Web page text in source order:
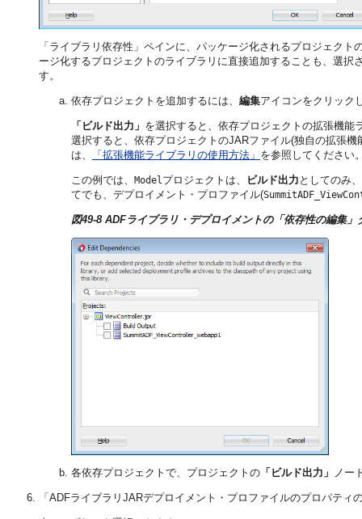
「ライブラリ依存性」ペインに、パッケージ化されるプロジェク
ージ化するプロジェクトのライブラリに直接追加することも、選
す。
依存プロジェクトを追加するには、 編集アイコンをクリック
「ビルド出力」 を選択すると、依存プロジェクトの拡張機
選択すると、依存プロジェクトのJARファイル(独自の拡張
は、
「拡張機能ライブラリの使用方法」 を参照してください
この例では、 Modelプロジェクトは、 ビルド出力 としてのみ
てでも、デプロイメント・プロファイル(
図49-8 ADFライブラリ・デプロイメントの「依存性の編集」
各依存プロジェクトで、プロジェクトの 「ビルド出力」 ノー
「ADFライブラリJARデプロイメント・プロファイルのプロパティ